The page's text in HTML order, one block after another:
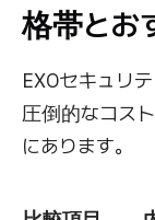
格帯とお
EXOセキュリ
圧倒的なコス
にあります。